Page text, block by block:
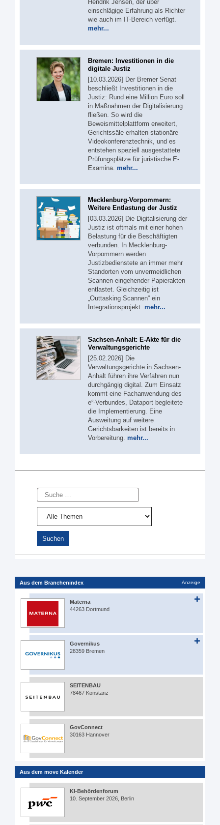
Hendrik Jensen, der über
einschlägige Erfahrung als Richter
wie auch im IT-Bereich verfügt.
mehr...
Bremen: Investitionen in die
digitale Justiz
[10.03.2026] Der Bremer Senat
beschließt Investitionen in die
Justiz: Rund eine Million Euro soll
in Maßnahmen der Digitalisierung
fließen. So wird die
Beweismittelplattform erweitert,
Gerichtssäle erhalten stationäre
Videokonferenztechnik, und es
entstehen speziell ausgestattete
Prüfungsplätze für juristische E-
Examina. mehr...
Mecklenburg-Vorpommern:
Weitere Entlastung der Justiz
[03.03.2026] Die Digitalisierung der
Justiz ist oftmals mit einer hohen
Belastung für die Beschäftigten
verbunden. In Mecklenburg-
Vorpommern werden
Justizbedienstete an immer mehr
Standorten vom unvermeidlichen
Scannen eingehender Papierakten
entlastet. Gleichzeitig ist
„Outtasking Scannen“ ein
Integrationsprojekt. mehr...
Sachsen-Anhalt: E-Akte für die
Verwaltungsgerichte
[25.02.2026] Die
Verwaltungsgerichte in Sachsen-
Anhalt führen ihre Verfahren nun
durchgängig digital. Zum Einsatz
kommt eine Fachanwendung des
e²-Verbundes, Dataport begleitete
die Implementierung. Eine
Ausweitung auf weitere
Gerichtsbarkeiten ist bereits in
Vorbereitung. mehr...
Suche
Aus dem Branchenindex Anzeige
Materna
44263 Dortmund
Governikus
28359 Bremen
SEITENBAU
78467 Konstanz
GovConnect
30163 Hannover
Aus dem move Kalender
KI-Behördenforum
10. September 2026, Berlin